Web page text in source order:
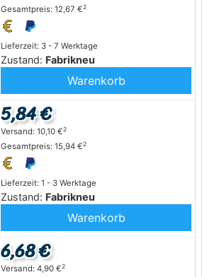
Lieferzeit: 3 - 7 Werktage
Zustand: Fabrikneu
Gesamtpreis: 12,67 €2
Warenkorb
Lieferzeit: 1 - 3 Werktage
Zustand: Fabrikneu
5,84 €
Versand: 10,10 €2
Gesamtpreis: 15,94 €2
Warenkorb
6,68 €
Versand: 4,90 €2